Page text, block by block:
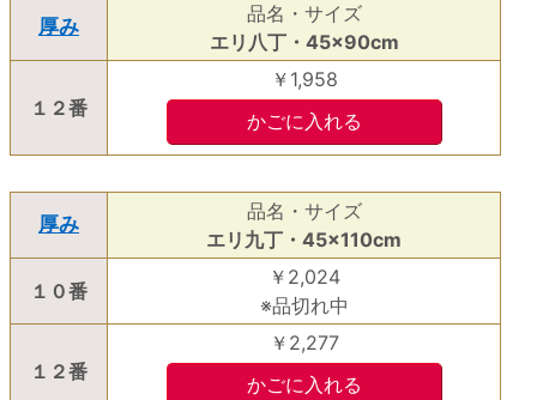
厚み
品名・サイズ
エリ八丁・45×90cm
１２番
￥1,958
厚み
品名・サイズ
エリ九丁・45×110cm
１０番
￥2,024
※品切れ中
１２番
￥2,277